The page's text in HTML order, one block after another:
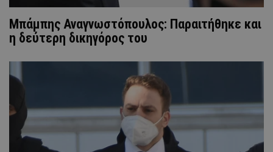
Μπάμπης Αναγνωστόπουλος: Παραιτήθηκε και
η δεύτερη δικηγόρος του